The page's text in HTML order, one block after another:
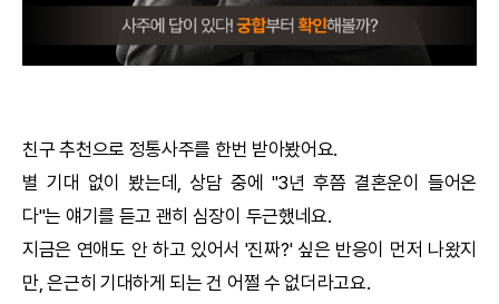
문의사항
친구 추천으로 정통사주를 한번 받아봤어요.
별 기대 없이 봤는데, 상담 중에 "3년 후쯤 결혼운이 들어온
다"는 얘기를 듣고 괜히 심장이 두근했네요.
지금은 연애도 안 하고 있어서 '진짜?' 싶은 반응이 먼저 나왔지
만, 은근히 기대하게 되는 건 어쩔 수 없더라고요.